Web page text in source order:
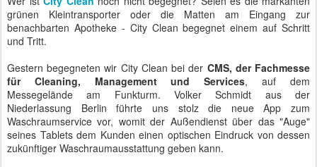
grünen Kleintransporter oder die Matten am Eingang zur
benachbarten Apotheke - City Clean begegnet einem auf Schritt
und Tritt.
Gestern begegneten wir City Clean bei der CMS, der Fachmesse
für Cleaning, Management und Services, auf dem
Messegelände am Funkturm. Volker Schmidt aus der
Niederlassung Berlin führte uns stolz die neue App zum
Waschraumservice vor, womit der Außendienst über das "Auge"
seines Tablets dem Kunden einen optischen Eindruck von dessen
zukünftiger Waschraumausstattung geben kann.